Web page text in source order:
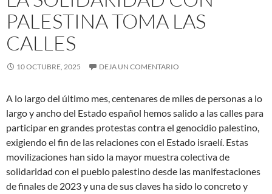
PALESTINA TOMA LAS
CALLES
10 OCTUBRE, 2025 DEJA UN COMENTARIO
A lo largo del último mes, centenares de miles de personas a lo
largo y ancho del Estado español hemos salido a las calles para
participar en grandes protestas contra el genocidio palestino,
exigiendo el fin de las relaciones con el Estado israelí. Estas
movilizaciones han sido la mayor muestra colectiva de
solidaridad con el pueblo palestino desde las manifestaciones
de finales de 2023 y una de sus claves ha sido lo concreto y